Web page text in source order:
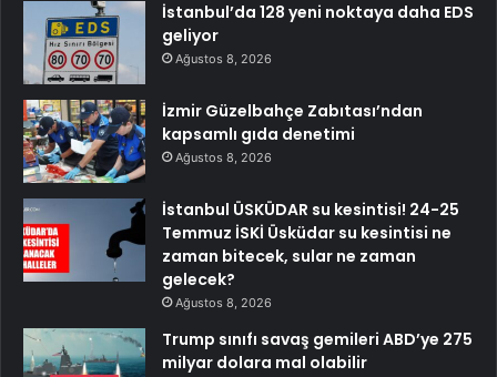
İstanbul’da 128 yeni noktaya daha EDS
geliyor
Ağustos 8, 2026
İzmir Güzelbahçe Zabıtası’ndan
kapsamlı gıda denetimi
Ağustos 8, 2026
İstanbul ÜSKÜDAR su kesintisi! 24-25
Temmuz İSKİ Üsküdar su kesintisi ne
zaman bitecek, sular ne zaman
gelecek?
Ağustos 8, 2026
Trump sınıfı savaş gemileri ABD’ye 275
milyar dolara mal olabilir